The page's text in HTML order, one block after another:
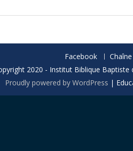
Facebook
2020 - Institut Biblique Baptiste
Proudly powered by WordPress |